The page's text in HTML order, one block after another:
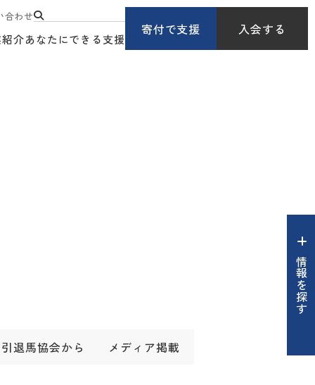
合わせ
介あなたにできる支援
寄付で支援 入会する
情報を探す
引退馬協会から メディア掲載